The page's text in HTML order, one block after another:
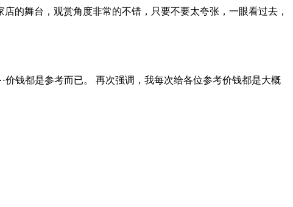
的舞台，观赏角度非常的不错，只要不要太夸张，一眼看过去，
价钱都是参考而已。 再次强调，我每次给各位参考价钱都是大概